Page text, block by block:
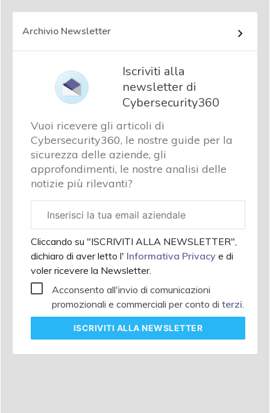
Archivio Newsletter
Iscriviti alla
newsletter di
Cybersecurity360
Vuoi ricevere gli articoli di
Cybersecurity360, le nostre guide per la
sicurezza delle aziende, gli
approfondimenti, le nostre analisi delle
notizie più rilevanti?
aziendale
Cliccando su "ISCRIVITI ALLA NEWSLETTER",
dichiaro di aver letto l' Informativa Privacy e di
voler ricevere la Newsletter.
Acconsento all'invio di comunicazioni
promozionali e commerciali per conto di terzi.
ISCRIVITI ALLA NEWSLETTER